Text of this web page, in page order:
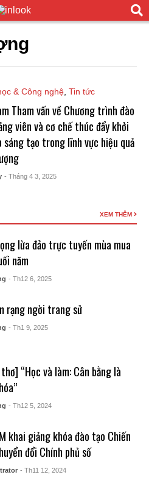
& Công nghệ, Tin tức
Tham vấn về Chương trình đào
viên và cơ chế thúc đẩy khởi
sáng tạo trong lĩnh vực hiệu quả
- Tháng 4 3, 2025
XEM THÊM
lừa đảo trực tuyến mùa mua
năm
- Th12 6, 2025
rạng ngời trang sử
- Th1 9, 2025
“Học và làm: Cân bằng là
- Th12 5, 2024
khai giảng khóa đào tạo Chiến
đổi Chính phủ số
- Th11 12, 2024